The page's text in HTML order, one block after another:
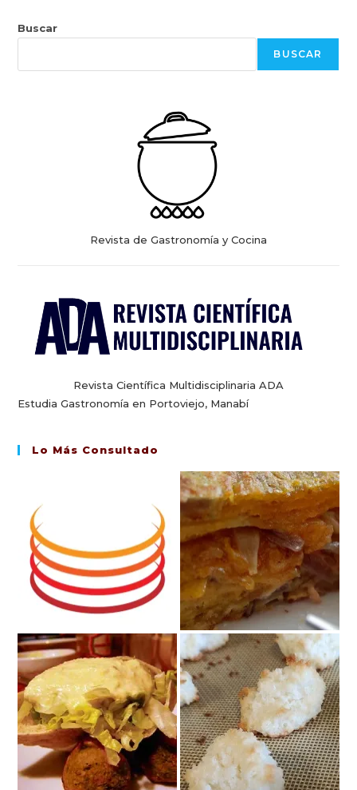
Buscar
BUSCAR
Revista de Gastronomía y Cocina
Revista Científica Multidisciplinaria ADA
Estudia Gastronomía en Portoviejo, Manabí
Lo Más Consultado